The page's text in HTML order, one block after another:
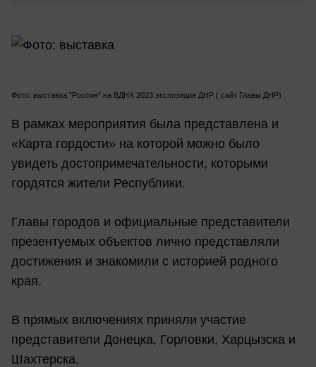
Фото: выставка "Россия" на ВДНХ 2023 экспозиция ДНР ( сайт Главы ДНР)
В рамках мероприятия была представлена и
«Карта гордости» на которой можно было
увидеть достопримечательности, которыми
гордятся жители Республики.
Главы городов и официальные представители
презентуемых объектов лично представляли
достижения и знакомили с историей родного
края.
В прямых включениях приняли участие
представители Донецка, Горловки, Харцызска и
Шахтерска.